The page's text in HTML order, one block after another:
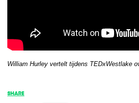
William Hurley vertelt tijdens TEDxWestlake
SHARE